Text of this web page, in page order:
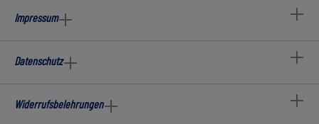
Impressum
Datenschutz
Widerrufsbelehrungen